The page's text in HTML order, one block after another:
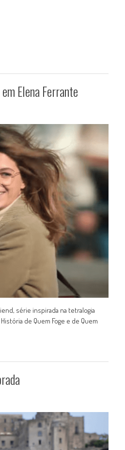
Elena Ferrante
série inspirada na tetralogia
de Quem Foge e de Quem